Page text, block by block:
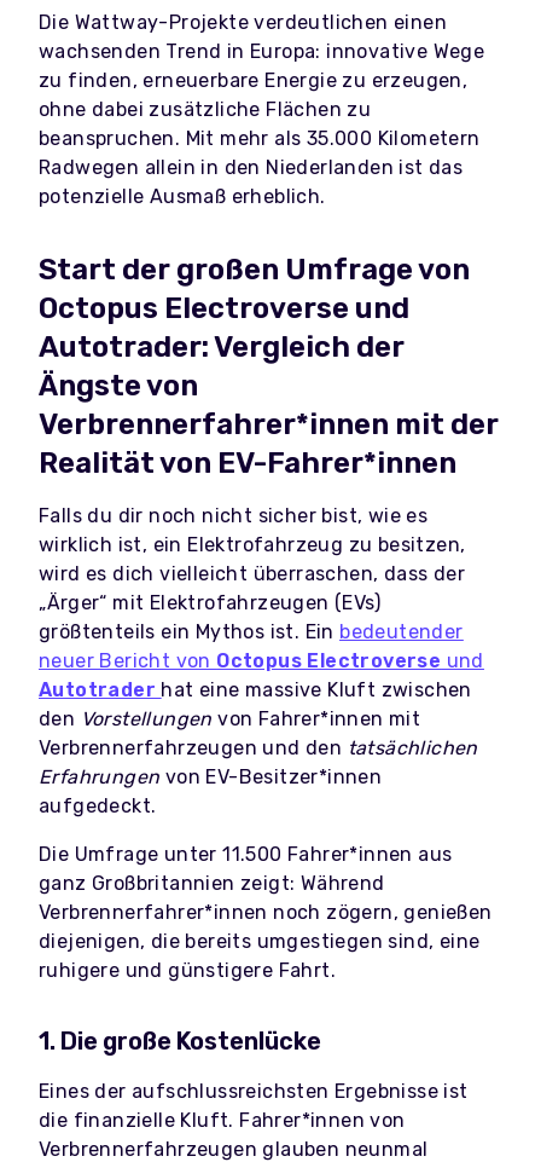
Die Wattway-Projekte verdeutlichen einen
wachsenden Trend in Europa: innovative Wege
zu finden, erneuerbare Energie zu erzeugen,
ohne dabei zusätzliche Flächen zu
beanspruchen. Mit mehr als 35.000 Kilometern
Radwegen allein in den Niederlanden ist das
potenzielle Ausmaß erheblich.
Start der großen Umfrage von
Octopus Electroverse und
Autotrader: Vergleich der
Ängste von
Verbrennerfahrer*innen mit der
Realität von EV-Fahrer*innen
Falls du dir noch nicht sicher bist, wie es
wirklich ist, ein Elektrofahrzeug zu besitzen,
wird es dich vielleicht überraschen, dass der
„Ärger“ mit Elektrofahrzeugen (EVs)
größtenteils ein Mythos ist. Ein bedeutender
neuer Bericht von Octopus Electroverse und
Autotrader hat eine massive Kluft zwischen
den Vorstellungen von Fahrer*innen mit
Verbrennerfahrzeugen und den tatsächlichen
Erfahrungen von EV-Besitzer*innen
aufgedeckt.
Die Umfrage unter 11.500 Fahrer*innen aus
ganz Großbritannien zeigt: Während
Verbrennerfahrer*innen noch zögern, genießen
diejenigen, die bereits umgestiegen sind, eine
ruhigere und günstigere Fahrt.
1. Die große Kostenlücke
Eines der aufschlussreichsten Ergebnisse ist
die finanzielle Kluft. Fahrer*innen von
Verbrennerfahrzeugen glauben neunmal